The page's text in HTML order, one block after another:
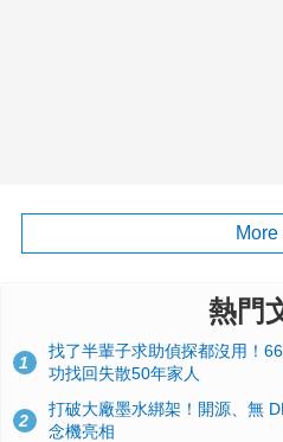
More
熱門
1
找了半輩子求助偵探都沒用！
功找回失散50年家人
2
打破大廠墨水綁架！開源、無
念機亮相